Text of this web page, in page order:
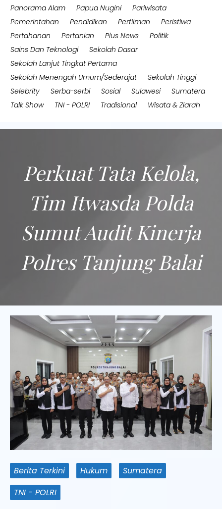
Panorama Alam
Papua Nugini
Pariwisata
Pemerintahan
Pendidikan Perfilman
Peristiwa
Pertahanan
Pertanian Plus News
Politik
Sains Dan Teknologi
Sekolah Dasar
Sekolah Lanjut Tingkat Pertama
Sekolah Menengah Umum/Sederajat
Sekolah Tinggi
Selebrity
Serba-serbi Sosial Sulawesi
Sumatera
Talk Show
TNI - POLRI Tradisional Wisata & Ziarah
Perkuat Tata Kelola,
Tim Itwasda Polda
Sumut Audit Kinerja
Polres Tanjung Balai
Berita Terkini Hukum
Sumatera
TNI - POLRI